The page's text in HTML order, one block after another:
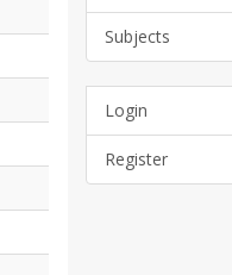
Subjects
Login
Register